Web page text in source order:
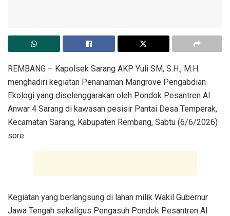
REMBANG – Kapolsek Sarang AKP Yuli SM, S.H., M.H.
menghadiri kegiatan Penanaman Mangrove Pengabdian
Ekologi yang diselenggarakan oleh Pondok Pesantren Al
Anwar 4 Sarang di kawasan pesisir Pantai Desa Temperak,
Kecamatan Sarang, Kabupaten Rembang, Sabtu (6/6/2026)
sore.
Kegiatan yang berlangsung di lahan milik Wakil Gubernur
Jawa Tengah sekaligus Pengasuh Pondok Pesantren Al